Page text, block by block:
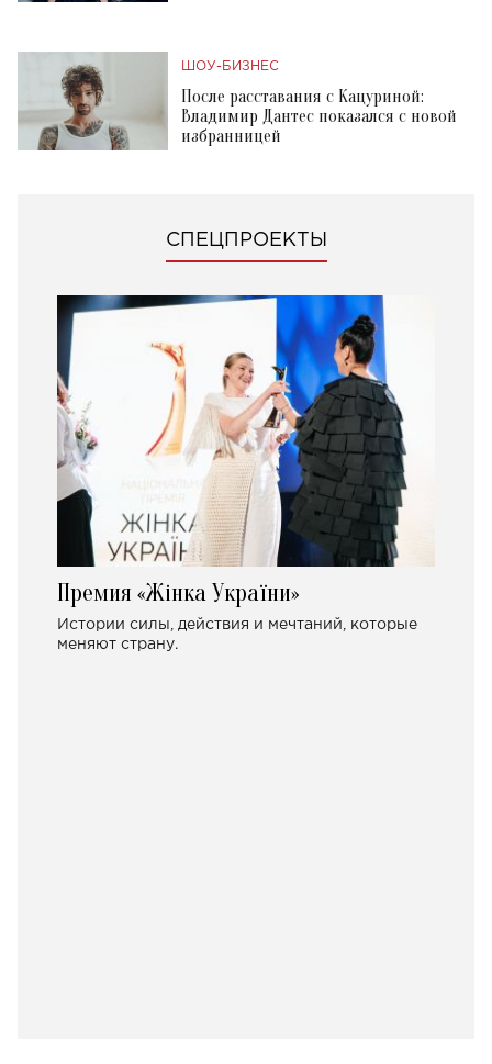
ШОУ-БИЗНЕС
После расставания с Кацуриной:
Владимир Дантес показался с новой
избранницей
СПЕЦПРОЕКТЫ
Премия «Жінка України»
Истории силы, действия и мечтаний, которые
меняют страну.